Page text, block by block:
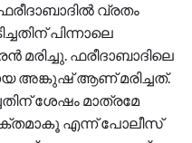
വ്രതം
പിന്നാലെ
ഫരീദാബാദിലെ
അങ്കുഷ് ആണ് മരിച്ചത്.
ശേഷം മാത്രമേ
എന്ന് പോലീസ്